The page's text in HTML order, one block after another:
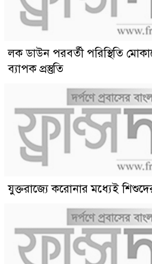
লক ডাউন পরবর্তী পরিস্থিতি
ব্যাপক প্রস্তুতি
যুক্তরাজ্যে করোনার মধ্যেই